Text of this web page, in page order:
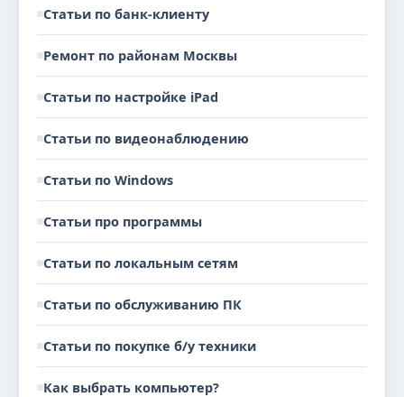
Статьи по банк-клиенту
Ремонт по районам Москвы
Статьи по настройке iPad
Статьи по видеонаблюдению
Статьи по Windows
Статьи про программы
Статьи по локальным сетям
Статьи по обслуживанию ПК
Статьи по покупке б/у техники
Как выбрать компьютер?